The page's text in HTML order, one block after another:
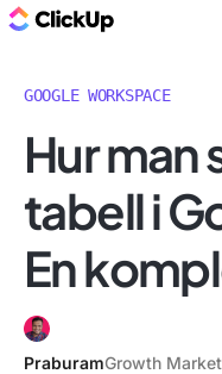
GOOGLE WORKSPACE
Hur man
tabell i
En
PraburamGrowth